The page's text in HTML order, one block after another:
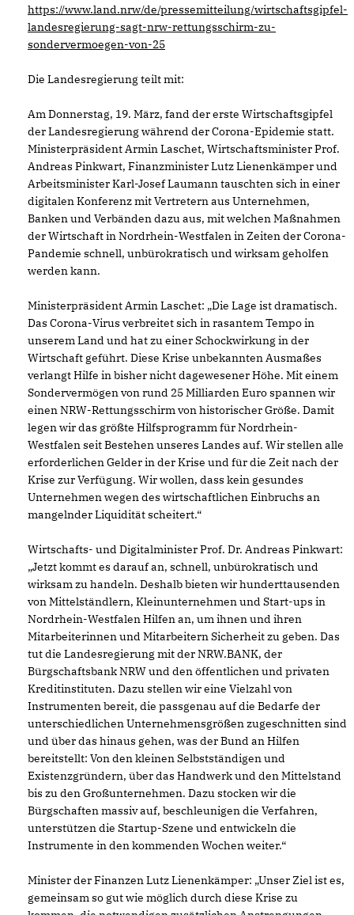
https://www.land.nrw/de/pressemitteilung/wirtschaftsgipfel-
landesregierung-sagt-nrw-rettungsschirm-zu-
sondervermoegen-von-25
Die Landesregierung teilt mit:
Am Donnerstag, 19. März, fand der erste Wirtschaftsgipfel
der Landesregierung während der Corona-Epidemie statt.
Ministerpräsident Armin Laschet, Wirtschaftsminister Prof.
Andreas Pinkwart, Finanzminister Lutz Lienenkämper und
Arbeitsminister Karl-Josef Laumann tauschten sich in einer
digitalen Konferenz mit Vertretern aus Unternehmen,
Banken und Verbänden dazu aus, mit welchen Maßnahmen
der Wirtschaft in Nordrhein-Westfalen in Zeiten der Corona-
Pandemie schnell, unbürokratisch und wirksam geholfen
werden kann.
Ministerpräsident Armin Laschet: „Die Lage ist dramatisch.
Das Corona-Virus verbreitet sich in rasantem Tempo in
unserem Land und hat zu einer Schockwirkung in der
Wirtschaft geführt. Diese Krise unbekannten Ausmaßes
verlangt Hilfe in bisher nicht dagewesener Höhe. Mit einem
Sondervermögen von rund 25 Milliarden Euro spannen wir
einen NRW-Rettungsschirm von historischer Größe. Damit
legen wir das größte Hilfsprogramm für Nordrhein-
Westfalen seit Bestehen unseres Landes auf. Wir stellen alle
erforderlichen Gelder in der Krise und für die Zeit nach der
Krise zur Verfügung. Wir wollen, dass kein gesundes
Unternehmen wegen des wirtschaftlichen Einbruchs an
mangelnder Liquidität scheitert.“
Wirtschafts- und Digitalminister Prof. Dr. Andreas Pinkwart:
Jetzt kommt es darauf an, schnell, unbürokratisch und
wirksam zu handeln. Deshalb bieten wir hunderttausenden
von Mittelständlern, Kleinunternehmen und Start-ups in
Nordrhein-Westfalen Hilfen an, um ihnen und ihren
Mitarbeiterinnen und Mitarbeitern Sicherheit zu geben. Das
tut die Landesregierung mit der NRW.BANK, der
Bürgschaftsbank NRW und den öffentlichen und privaten
Kreditinstituten. Dazu stellen wir eine Vielzahl von
Instrumenten bereit, die passgenau auf die Bedarfe der
unterschiedlichen Unternehmensgrößen zugeschnitten sind
und über das hinaus gehen, was der Bund an Hilfen
bereitstellt: Von den kleinen Selbstständigen und
Existenzgründern, über das Handwerk und den Mittelstand
bis zu den Großunternehmen. Dazu stocken wir die
Bürgschaften massiv auf, beschleunigen die Verfahren,
unterstützen die Startup-Szene und entwickeln die
Instrumente in den kommenden Wochen weiter.“
Minister der Finanzen Lutz Lienenkämper: „Unser Ziel ist es,
gemeinsam so gut wie möglich durch diese Krise zu